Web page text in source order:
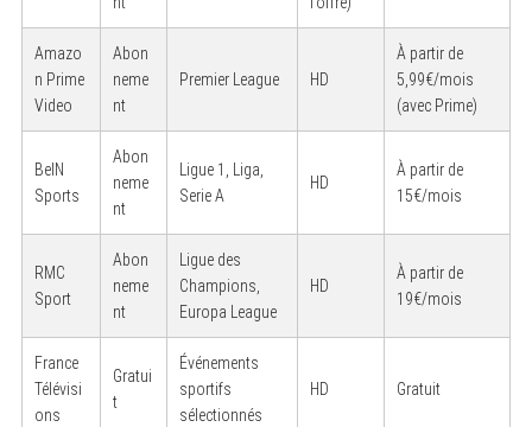
Amazo
n Prime
Video
Abon
neme
nt
Premier League HD
À partir de
5,99€/mois
(avec Prime)
BeIN
Sports
Abon
neme
nt
Ligue 1, Liga,
Serie A
HD
À partir de
15€/mois
RMC
Sport
Abon
neme
nt
Ligue des
Champions,
Europa League
HD
À partir de
19€/mois
France
Télévisi
ons
Gratui
t
Événements
sportifs
sélectionnés
HD Gratuit